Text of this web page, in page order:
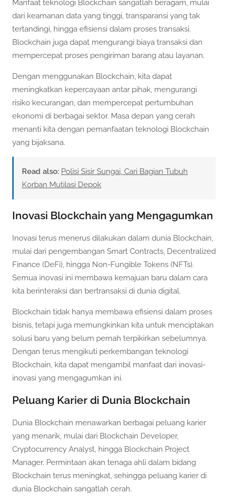
Manfaat teknologi Blockchain sangatlah beragam, mulai
dari keamanan data yang tinggi, transparansi yang tak
tertandingi, hingga efisiensi dalam proses transaksi.
Blockchain juga dapat mengurangi biaya transaksi dan
mempercepat proses pengiriman barang atau layanan.
Dengan menggunakan Blockchain, kita dapat
meningkatkan kepercayaan antar pihak, mengurangi
risiko kecurangan, dan mempercepat pertumbuhan
ekonomi di berbagai sektor. Masa depan yang cerah
menanti kita dengan pemanfaatan teknologi Blockchain
yang bijaksana.
Read also: Polisi Sisir Sungai, Cari Bagian Tubuh
Korban Mutilasi Depok
Inovasi Blockchain yang Mengagumkan
Inovasi terus menerus dilakukan dalam dunia Blockchain,
mulai dari pengembangan Smart Contracts, Decentralized
Finance (DeFi), hingga Non-Fungible Tokens (NFTs).
Semua inovasi ini membawa kemajuan baru dalam cara
kita berinteraksi dan bertransaksi di dunia digital.
Blockchain tidak hanya membawa efisiensi dalam proses
bisnis, tetapi juga memungkinkan kita untuk menciptakan
solusi baru yang belum pernah terpikirkan sebelumnya.
Dengan terus mengikuti perkembangan teknologi
Blockchain, kita dapat mengambil manfaat dari inovasi-
inovasi yang mengagumkan ini.
Peluang Karier di Dunia Blockchain
Dunia Blockchain menawarkan berbagai peluang karier
yang menarik, mulai dari Blockchain Developer,
Cryptocurrency Analyst, hingga Blockchain Project
Manager. Permintaan akan tenaga ahli dalam bidang
Blockchain terus meningkat, sehingga peluang karier di
dunia Blockchain sangatlah cerah.